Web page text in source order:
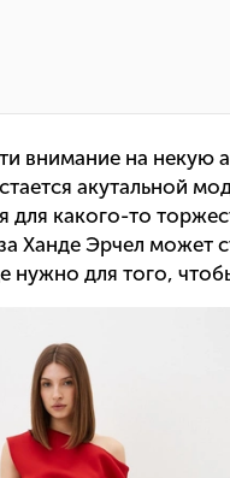
внимание на некую
акутальной
для какого-то
Ханде Эрчел может
нужно для того,